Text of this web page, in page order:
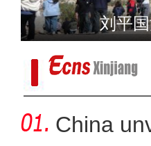
湖南石门县10万
刘平
China